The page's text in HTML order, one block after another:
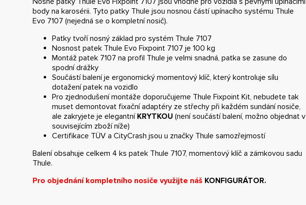
body na karosérii. Tyto patky Thule jsou nosnou částí upínacího systému Thule
Evo 7107 (nejedná se o kompletní nosič).
Patky tvoří nosný základ pro systém Thule 7107
Nosnost patek Thule Evo Fixpoint 7107 je 100 kg
Montáž patek 7107 na profil Thule je velmi snadná, patka se zasune do
spodní drážky
Součástí balení je ergonomický momentový klíč, který kontroluje sílu
dotažení patek na vozidlo
Pro zjednodušení montáže doporučujeme Thule Fixpoint Kit, nebudete tak
muset demontovat fixační adaptéry ze střechy při každém sundání nosiče,
ale zakryjete je elegantní KRYTKOU (není součástí balení, možno objednat v
souvisejícím zboží níže)
Certifikace TÜV a CityCrash jsou u značky Thule samozřejmostí
Balení obsahuje celkem 4 ks patek Thule 7107, momentový klíč a zámkovou sadu
Thule.
Pro objednání kompletního nosiče využijte náš KONFIGURÁTOR.